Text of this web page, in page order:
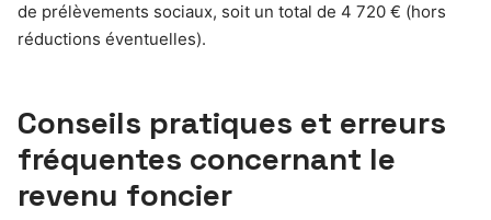
de prélèvements sociaux, soit un total de 4 720 € (hors
réductions éventuelles).
Conseils pratiques et erreurs
fréquentes concernant le
revenu foncier